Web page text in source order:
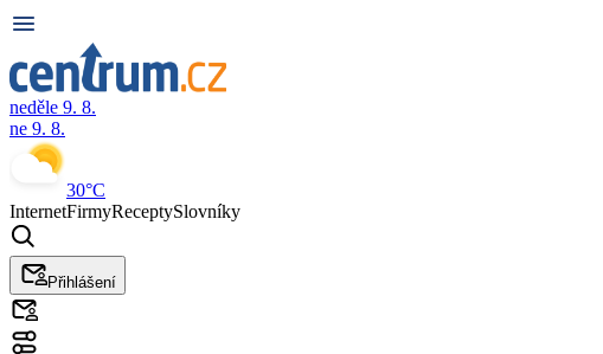
neděle 9. 8.
ne 9. 8.
30°C
InternetFirmyReceptySlovníky
Přihlášení